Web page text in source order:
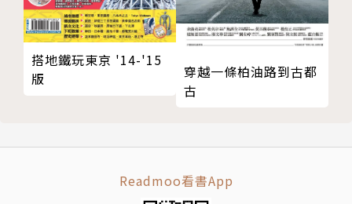
搭地鐵玩東京 '14-'15
版
穿越一條柏油路到古都
古
Readmoo看書App